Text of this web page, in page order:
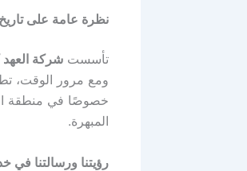
نظرة عامة على
تأسست شركة العهد
ومع مرور الوقت،
خصوصًا في منطقة
المبهرة.
رؤيتنا ورسالتنا في